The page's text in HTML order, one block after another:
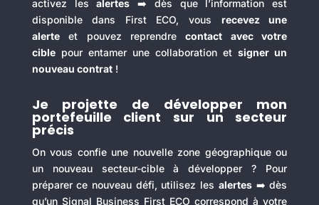
activez lesalertes ➡️ dès que l’information est
disponible dans First ECO, vous recevez une
alerteet pouvez reprendrecontact avec votre
ciblepour entamer une collaboration etsigner un
nouveau contrat!
Je projette de développer mon
portefeuille client sur un secteur
précis
On vous confie une nouvelle zone géographique ou
un nouveau secteur-cible à développer ? Pour
préparer ce nouveau défi, utilisez les alertes➡️ dès
qu’un Signal Business First ECO correspond à votre